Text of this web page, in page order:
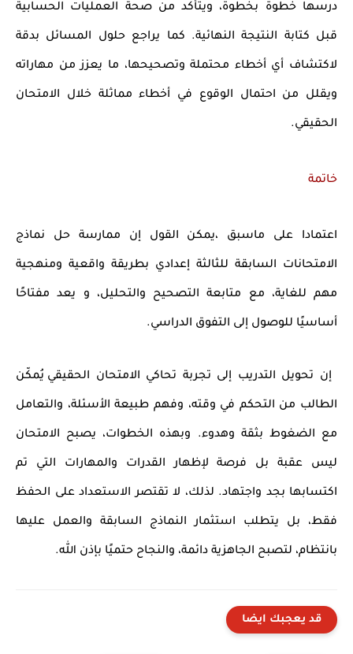
درسها خطوة بخطوة، ويتأكد من صحة العمليات الحسابية
قبل كتابة النتيجة النهائية. كما يراجع حلول المسائل بدقة
لاكتشاف أي أخطاء محتملة وتصحيحها، ما يعزز من مهاراته
ويقلل من احتمال الوقوع في أخطاء مماثلة خلال الامتحان
الحقيقي.
خاتمة
اعتمادا على ماسبق ،يمكن القول إن ممارسة حل نماذج
الامتحانات السابقة للثالثة إعدادي بطريقة واقعية ومنهجية
مهم للغاية، مع متابعة التصحيح والتحليل، و يعد مفتاحًا
أساسيًا للوصول إلى التفوق الدراسي.
إن تحويل التدريب إلى تجربة تحاكي الامتحان الحقيقي يُمكّن
الطالب من التحكم في وقته، وفهم طبيعة الأسئلة، والتعامل
مع الضغوط بثقة وهدوء. وبهذه الخطوات، يصبح الامتحان
ليس عقبة بل فرصة لإظهار القدرات والمهارات التي تم
اكتسابها بجد واجتهاد. لذلك، لا تقتصر الاستعداد على الحفظ
فقط، بل يتطلب استثمار النماذج السابقة والعمل عليها
بانتظام، لتصبح الجاهزية دائمة، والنجاح حتميًا بإذن الله.
قد يعجبك ايضا